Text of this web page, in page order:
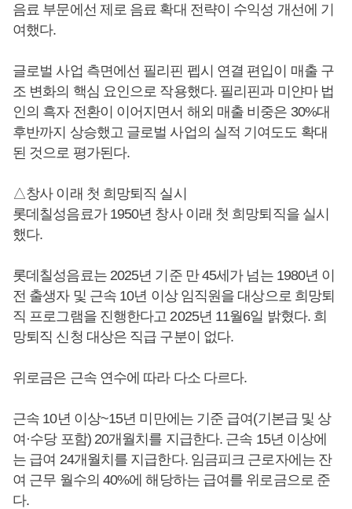
음료 부문에선 제로 음료 확대 전략이 수익성 개선에 기
여했다.
글로벌 사업 측면에선 필리핀 펩시 연결 편입이 매출 구
조 변화의 핵심 요인으로 작용했다. 필리핀과 미얀마 법
인의 흑자 전환이 이어지면서 해외 매출 비중은 30%대
후반까지 상승했고 글로벌 사업의 실적 기여도도 확대
된 것으로 평가된다.
△창사 이래 첫 희망퇴직 실시
롯데칠성음료가 1950년 창사 이래 첫 희망퇴직을 실시
했다.
롯데칠성음료는 2025년 기준 만 45세가 넘는 1980년 이
전 출생자 및 근속 10년 이상 임직원을 대상으로 희망퇴
직 프로그램을 진행한다고 2025년 11월6일 밝혔다. 희
망퇴직 신청 대상은 직급 구분이 없다.
위로금은 근속 연수에 따라 다소 다르다.
근속 10년 이상~15년 미만에는 기준 급여(기본급 및 상
여·수당 포함) 20개월치를 지급한다. 근속 15년 이상에
는 급여 24개월치를 지급한다. 임금피크 근로자에는 잔
여 근무 월수의 40%에 해당하는 급여를 위로금으로 준
다.